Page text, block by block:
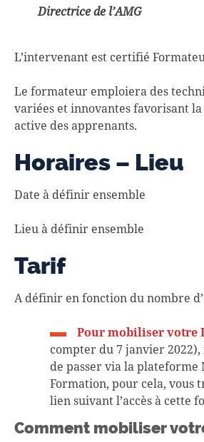
Directrice de l’AMG
L’intervenant est certifié
Le formateur emploiera des
variées et innovantes favorisant
active des apprenants.
Horaires – Lieu
Date à définir ensemble
Lieu à définir ensemble
Tarif
A définir en fonction du nombre
Pour mobiliser votre
compter du 7 janvier
de passer via la plateforme
Formation, pour cela, vous
lien suivant l’accès à cette
Comment mobiliser